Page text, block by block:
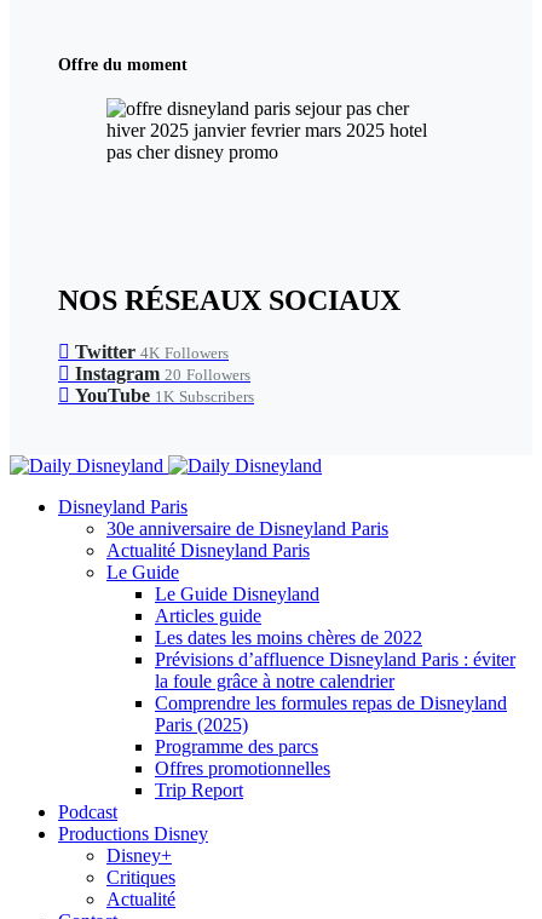
Offre du moment
NOS RÉSEAUX SOCIAUX
Twitter 4K Followers
Instagram 20 Followers
YouTube 1K Subscribers
Disneyland Paris
30e anniversaire de Disneyland Paris
Actualité Disneyland Paris
Le Guide
Le Guide Disneyland
Articles guide
Les dates les moins chères de 2022
Prévisions d’affluence Disneyland Paris : éviter
la foule grâce à notre calendrier
Comprendre les formules repas de Disneyland
Paris (2025)
Programme des parcs
Offres promotionnelles
Trip Report
Podcast
Productions Disney
Disney+
Critiques
Actualité